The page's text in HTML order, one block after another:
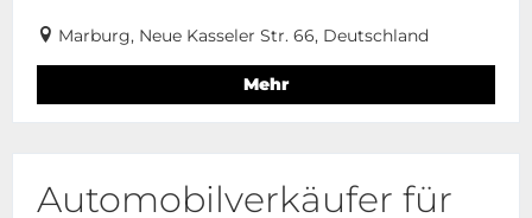
Marburg, Neue Kasseler Str. 66, Deutschland
Mehr
Automobilverkäufer für